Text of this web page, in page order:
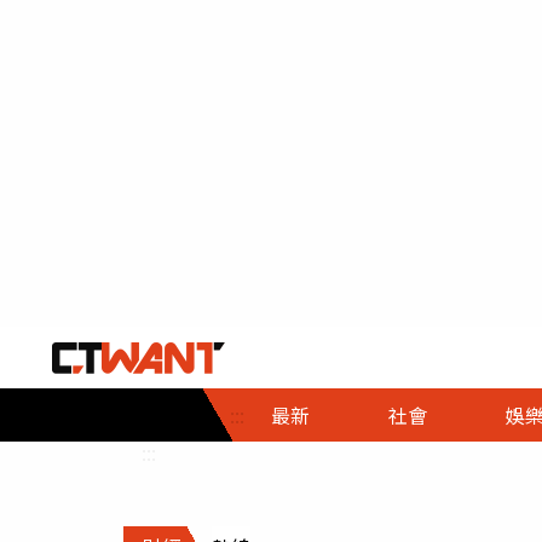
::: 最新 社會
社會首頁
時事
調查
娛樂
娛樂首頁
即時
財經首頁
熱線
政